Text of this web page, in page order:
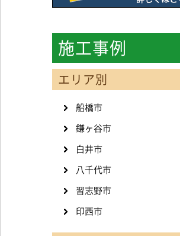
施工事例
エリア別
船橋市
鎌ヶ谷市
白井市
八千代市
習志野市
印西市